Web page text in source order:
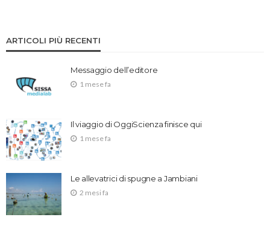
ARTICOLI PIÙ RECENTI
Messaggio dell’editore
1 mese fa
Il viaggio di OggiScienza finisce qui
1 mese fa
Le allevatrici di spugne a Jambiani
2 mesi fa